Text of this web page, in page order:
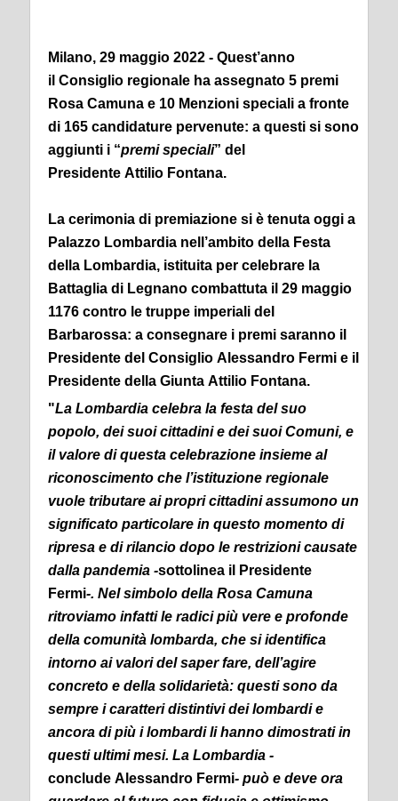
Milano, 29 maggio 2022 - Quest’anno
il Consiglio regionale ha assegnato 5 premi
Rosa Camuna e 10 Menzioni speciali a fronte
di 165 candidature pervenute: a questi si sono
aggiunti i “premi speciali” del
Presidente Attilio Fontana.
La cerimonia di premiazione si è tenuta oggi a
Palazzo Lombardia nell’ambito della Festa
della Lombardia, istituita per celebrare la
Battaglia di Legnano combattuta il 29 maggio
1176 contro le truppe imperiali del
Barbarossa: a consegnare i premi saranno il
Presidente del Consiglio Alessandro Fermi e il
Presidente della Giunta Attilio Fontana.
"La Lombardia celebra la festa del suo
popolo, dei suoi cittadini e dei suoi Comuni, e
il valore di questa celebrazione insieme al
riconoscimento che l’istituzione regionale
vuole tributare ai propri cittadini assumono un
significato particolare in questo momento di
ripresa e di rilancio dopo le restrizioni causate
dalla pandemia -sottolinea il Presidente
Fermi-. Nel simbolo della Rosa Camuna
ritroviamo infatti le radici più vere e profonde
della comunità lombarda, che si identifica
intorno ai valori del saper fare, dell’agire
concreto e della solidarietà: questi sono da
sempre i caratteri distintivi dei lombardi e
ancora di più i lombardi li hanno dimostrati in
questi ultimi mesi. La Lombardia -
conclude Alessandro Fermi- può e deve ora